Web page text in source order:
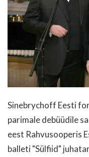
Sinebrychoff Eesti
parimale debüüdile
eest Rahvusooperis
balleti "Sülfiid"